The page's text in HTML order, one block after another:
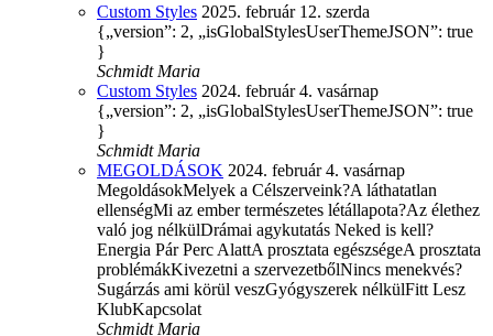
Custom Styles 2025. február 12. szerda
{„version”: 2, „isGlobalStylesUserThemeJSON”: true
}
Schmidt Maria
Custom Styles 2024. február 4. vasárnap
{„version”: 2, „isGlobalStylesUserThemeJSON”: true
}
Schmidt Maria
MEGOLDÁSOK 2024. február 4. vasárnap
MegoldásokMelyek a Célszerveink?A láthatatlan
ellenségMi az ember természetes létállapota?Az élethez
való jog nélkülDrámai agykutatás Neked is kell?
Energia Pár Perc AlattA prosztata egészségeA prosztata
problémákKivezetni a szervezetbőlNincs menekvés?
Sugárzás ami körül veszGyógyszerek nélkülFitt Lesz
KlubKapcsolat
Schmidt Maria